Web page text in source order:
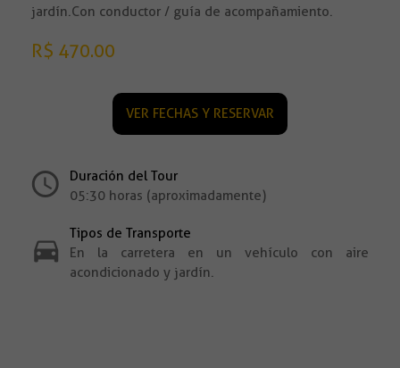
jardín. Con conductor / guía de acompañamiento.
R$ 470.00
VER FECHAS Y RESERVAR
Duración del Tour
05:30 horas (aproximadamente)
Tipos de Transporte
En la carretera en un vehículo con aire
acondicionado y jardín.